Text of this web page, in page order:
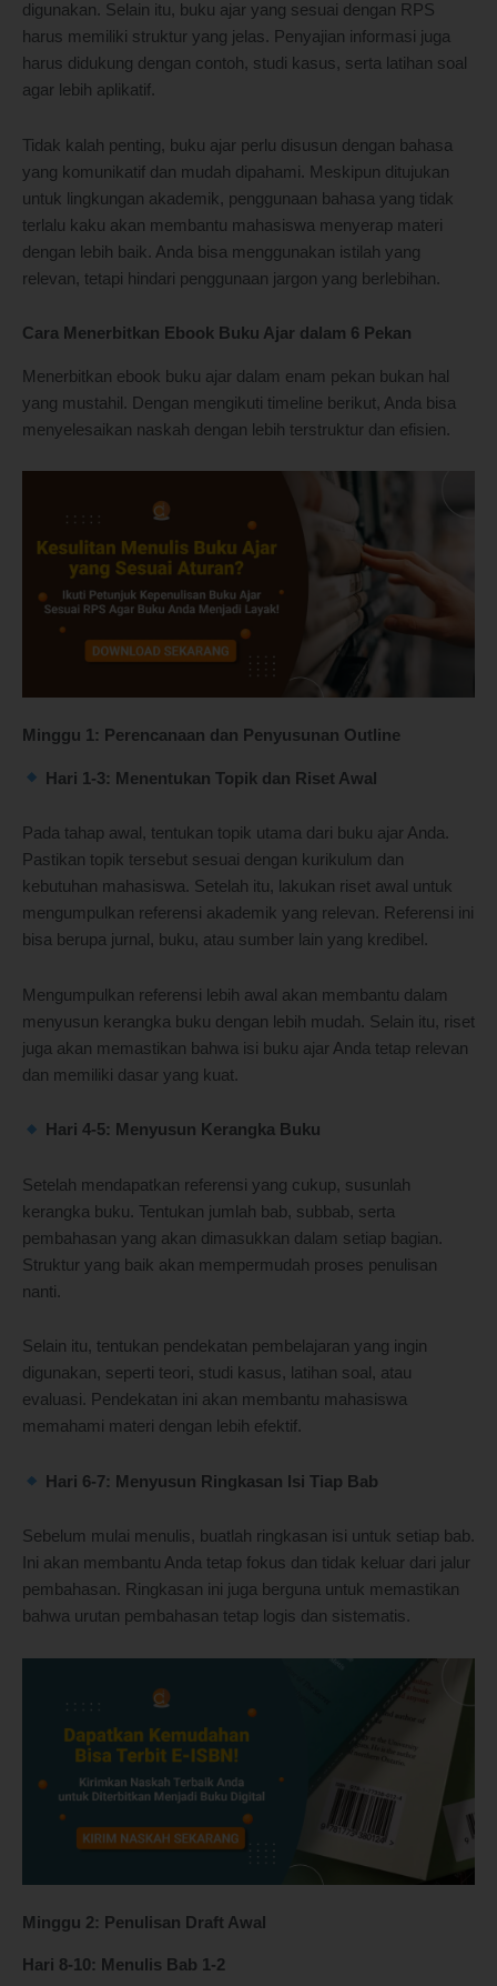
digunakan. Selain itu, buku ajar yang sesuai dengan RPS
harus memiliki struktur yang jelas. Penyajian informasi juga
harus didukung dengan contoh, studi kasus, serta latihan soal
agar lebih aplikatif.
Tidak kalah penting, buku ajar perlu disusun dengan bahasa
yang komunikatif dan mudah dipahami. Meskipun ditujukan
untuk lingkungan akademik, penggunaan bahasa yang tidak
terlalu kaku akan membantu mahasiswa menyerap materi
dengan lebih baik. Anda bisa menggunakan istilah yang
relevan, tetapi hindari penggunaan jargon yang berlebihan.
Cara Menerbitkan Ebook Buku Ajar dalam 6 Pekan
Menerbitkan ebook buku ajar dalam enam pekan bukan hal
yang mustahil. Dengan mengikuti timeline berikut, Anda bisa
menyelesaikan naskah dengan lebih terstruktur dan efisien.
Minggu 1: Perencanaan dan Penyusunan Outline
Hari 1-3: Menentukan Topik dan Riset Awal
Pada tahap awal, tentukan topik utama dari buku ajar Anda.
Pastikan topik tersebut sesuai dengan kurikulum dan
kebutuhan mahasiswa. Setelah itu, lakukan riset awal untuk
mengumpulkan referensi akademik yang relevan. Referensi ini
bisa berupa jurnal, buku, atau sumber lain yang kredibel.
Mengumpulkan referensi lebih awal akan membantu dalam
menyusun kerangka buku dengan lebih mudah. Selain itu, riset
juga akan memastikan bahwa isi buku ajar Anda tetap relevan
dan memiliki dasar yang kuat.
Hari 4-5: Menyusun Kerangka Buku
Setelah mendapatkan referensi yang cukup, susunlah
kerangka buku. Tentukan jumlah bab, subbab, serta
pembahasan yang akan dimasukkan dalam setiap bagian.
Struktur yang baik akan mempermudah proses penulisan
nanti.
Selain itu, tentukan pendekatan pembelajaran yang ingin
digunakan, seperti teori, studi kasus, latihan soal, atau
evaluasi. Pendekatan ini akan membantu mahasiswa
memahami materi dengan lebih efektif.
Hari 6-7: Menyusun Ringkasan Isi Tiap Bab
Sebelum mulai menulis, buatlah ringkasan isi untuk setiap bab.
Ini akan membantu Anda tetap fokus dan tidak keluar dari jalur
pembahasan. Ringkasan ini juga berguna untuk memastikan
bahwa urutan pembahasan tetap logis dan sistematis.
Minggu 2: Penulisan Draft Awal
Hari 8-10: Menulis Bab 1-2